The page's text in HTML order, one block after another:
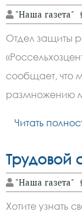
"Наша газета"
Отдел защиты
сообщает, что
размножению
Читать
Трудовой
"Наша газета"
Хотите узнать